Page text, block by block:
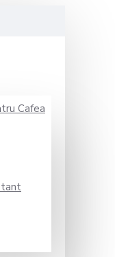
Cafea